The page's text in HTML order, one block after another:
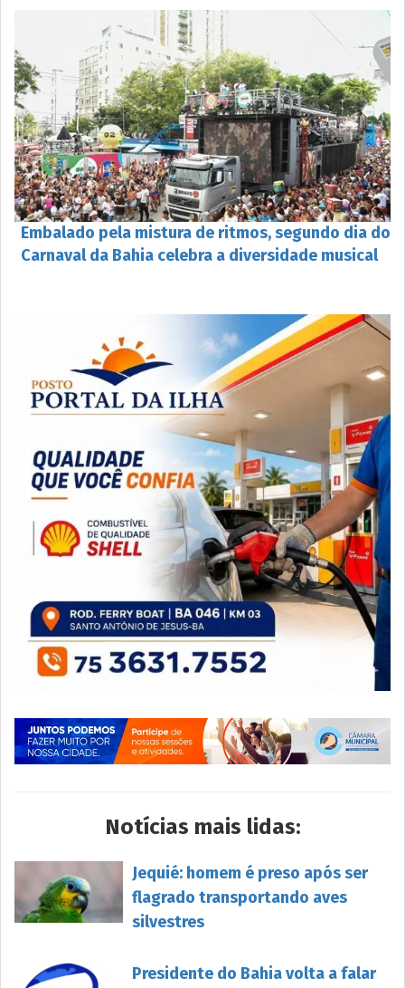
Embalado pela mistura de ritmos, segundo dia do
Carnaval da Bahia celebra a diversidade musical
Notícias mais lidas:
Jequié: homem é preso após ser
flagrado transportando aves
silvestres
Presidente do Bahia volta a falar